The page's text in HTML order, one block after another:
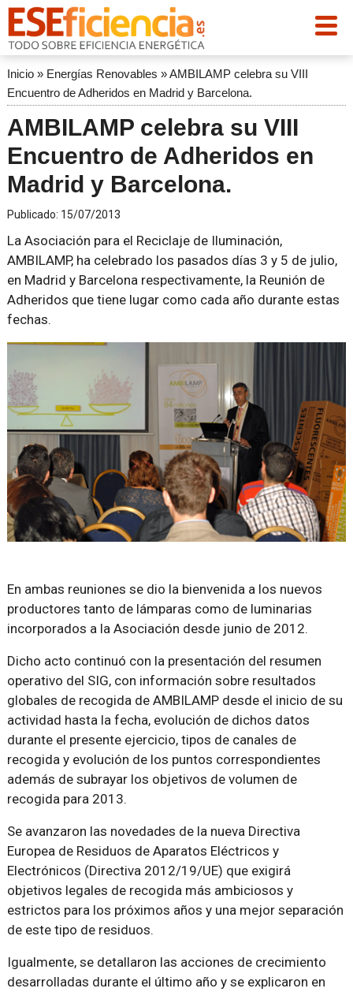
Inicio» Energías Renovables »AMBILAMP celebra su VIII
Encuentro de Adheridos en Madrid y Barcelona.
AMBILAMP celebra su VIII
Encuentro de Adheridos en
Madrid y Barcelona.
Publicado: 15/07/2013
La Asociación para el Reciclaje de Iluminación,
AMBILAMP, ha celebrado los pasados días 3 y 5 de julio,
en Madrid y Barcelona respectivamente, la Reunión de
Adheridos que tiene lugar como cada año durante estas
fechas.
En ambas reuniones se dio la bienvenida a los nuevos
productores tanto de lámparas como de luminarias
incorporados a la Asociación desde junio de 2012.
Dicho acto continuó con la presentación del resumen
operativo del SIG, con información sobre resultados
globales de recogida de AMBILAMP desde el inicio de su
actividad hasta la fecha, evolución de dichos datos
durante el presente ejercicio, tipos de canales de
recogida y evolución de los puntos correspondientes
además de subrayar los objetivos de volumen de
recogida para 2013.
Se avanzaron las novedades de la nueva Directiva
Europea de Residuos de Aparatos Eléctricos y
Electrónicos (Directiva 2012/19/UE) que exigirá
objetivos legales de recogida más ambiciosos y
estrictos para los próximos años y una mejor separación
de este tipo de residuos.
Igualmente, se detallaron las acciones de crecimiento
desarrolladas durante el último año y se explicaron en